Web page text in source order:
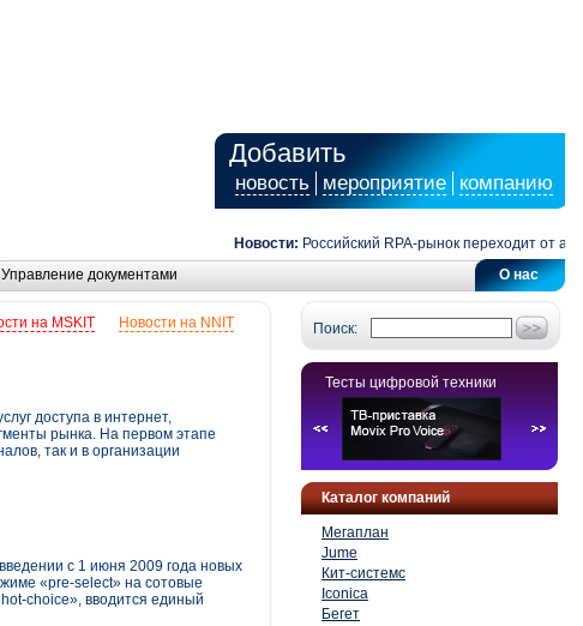
Добавить
новость мероприятие компанию
Новости: Российский RPA-рынок переходит от
О нас
Управление документами
Поиск:
Тесты цифровой техники
Каталог компаний
Мегаплан
Jume
Кит-системс
Iconica
Бегет
Новости на NNIT
на MSKIT
доступа в интернет,
рынка. На первом этапе
так и в организации
с 1 июня 2009 года новых
«pre-select» на сотовые
choice», вводится единый